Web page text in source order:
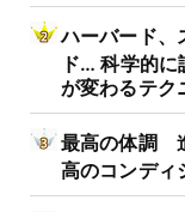
ハーバード、
ド… 科学的に
が変わるテク
最高の体調
高のコンディ